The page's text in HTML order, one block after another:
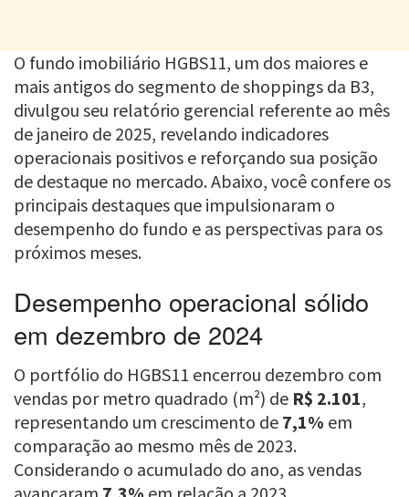
O fundo imobiliário HGBS11, um dos maiores e
mais antigos do segmento de shoppings da B3,
divulgou seu relatório gerencial referente ao mês
de janeiro de 2025, revelando indicadores
operacionais positivos e reforçando sua posição
de destaque no mercado. Abaixo, você confere os
principais destaques que impulsionaram o
desempenho do fundo e as perspectivas para os
próximos meses.
Desempenho operacional sólido
em dezembro de 2024
O portfólio do HGBS11 encerrou dezembro com
vendas por metro quadrado (m²) de R$ 2.101,
representando um crescimento de 7,1% em
comparação ao mesmo mês de 2023.
Considerando o acumulado do ano, as vendas